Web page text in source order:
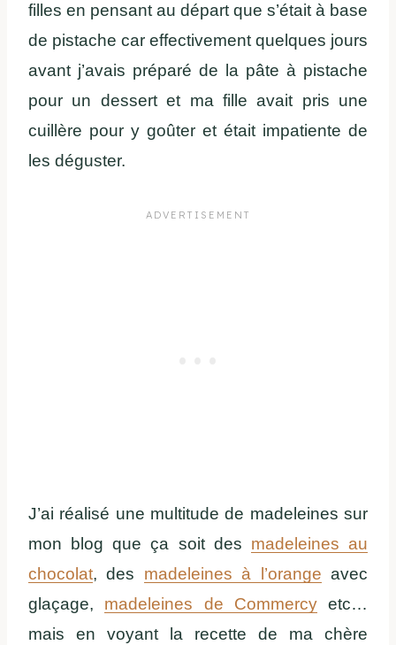
filles en pensant au départ que s’était à base
de pistache car effectivement quelques jours
avant j’avais préparé de la pâte à pistache
pour un dessert et ma fille avait pris une
cuillère pour y goûter et était impatiente de
les déguster.
J’ai réalisé une multitude de madeleines sur
mon blog que ça soit des madeleines au
chocolat, des madeleines à l’orange avec
glaçage, madeleines de Commercyetc…
mais en voyant la recette de ma chère